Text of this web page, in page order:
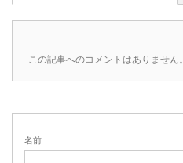
この記事へのコメントはありません。
名前